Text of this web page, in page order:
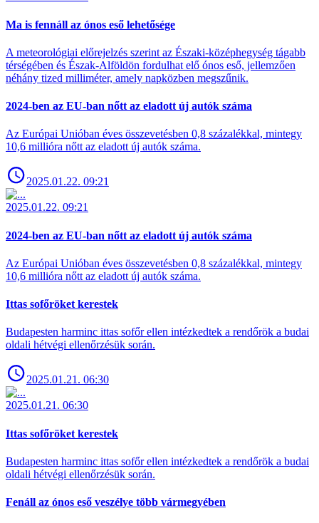
Ma is fennáll az ónos eső lehetősége
A meteorológiai előrejelzés szerint az Északi-középhegység tágabb
térségében és Észak-Alföldön fordulhat elő ónos eső, jellemzően
néhány tized milliméter, amely napközben megszűnik.
2024-ben az EU-ban nőtt az eladott új autók száma
Az Európai Unióban éves összevetésben 0,8 százalékkal, mintegy
10,6 millióra nőtt az eladott új autók száma.
2025.01.22. 09:21
2025.01.22. 09:21
2024-ben az EU-ban nőtt az eladott új autók száma
Az Európai Unióban éves összevetésben 0,8 százalékkal, mintegy
10,6 millióra nőtt az eladott új autók száma.
Ittas sofőröket kerestek
Budapesten harminc ittas sofőr ellen intézkedtek a rendőrök a budai
oldali hétvégi ellenőrzésük során.
2025.01.21. 06:30
2025.01.21. 06:30
Ittas sofőröket kerestek
Budapesten harminc ittas sofőr ellen intézkedtek a rendőrök a budai
oldali hétvégi ellenőrzésük során.
Fenáll az ónos eső veszélye több vármegyében